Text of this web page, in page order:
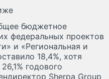
бюджетное
федеральных проектов
и «Региональная и
18,4%, хотя
годового
Sherpa Group